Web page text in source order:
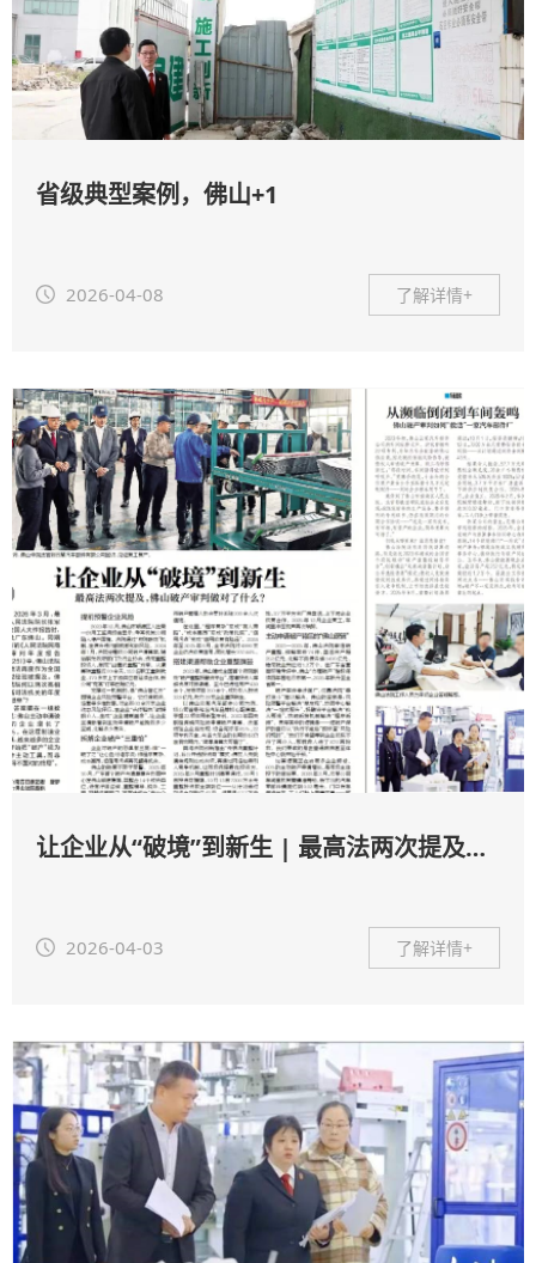
省级典型案例，佛山+1
了解详情+
2026-04-08
让企业从“破境”到新生 | 最高法两次提及，佛山破产审判做对了什么？
了解详情+
2026-04-03